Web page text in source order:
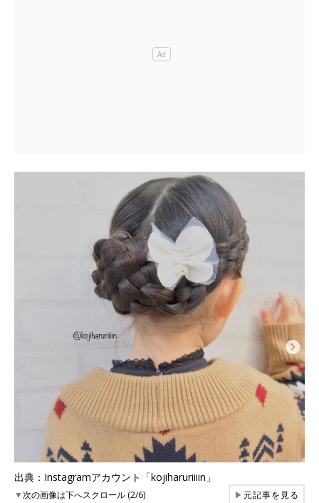
出典：Instagramアカウント「kojiharuriiiin」
▼次の画像は下へスクロール (2/6) ▶元記事を見る